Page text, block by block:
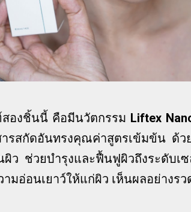
องชิ้นนี้ คือมีนวัตกรรม Liftex
รสกัดอันทรงคุณค่าสูตรเข้มข้น ด้
ว ช่วยบำรุงและฟื้นฟูผิวถึงระดับเซ
มอ่อนเยาว์ให้แก่ผิว เห็นผลอย่างรว